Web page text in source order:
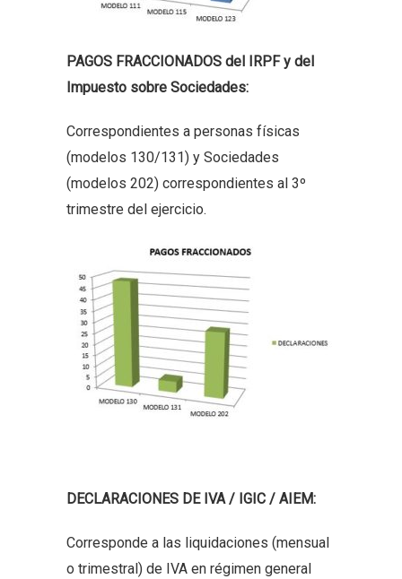
PAGOS FRACCIONADOS del IRPF y del
Impuesto sobre Sociedades:
Correspondientes a personas físicas
(modelos 130/131) y Sociedades
(modelos 202) correspondientes al 3º
trimestre del ejercicio.
DECLARACIONES DE IVA / IGIC / AIEM:
Corresponde a las liquidaciones (mensual
o trimestral) de IVA en régimen general